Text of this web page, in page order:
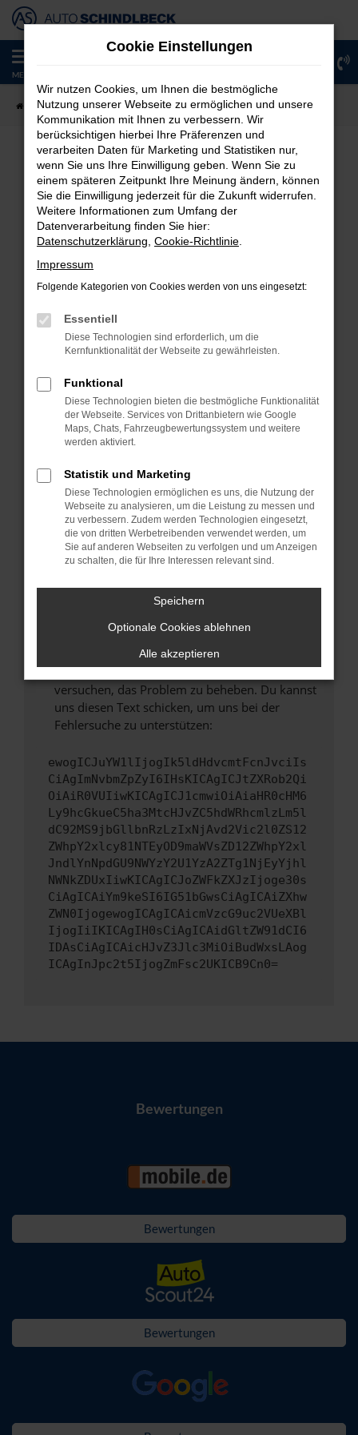
Zum
Hauptinhalt
springen
MENÜ
Startseite Fahrzeugangebote Fahrzeug-Showroom
FEHLER: NETWORK ERROR
Beim Laden ist ein Fehler aufgetreten.
Hier sind ein paar Tipps, die dir helfen können:
Überprüfe deine Firewall und deine
Laden andere Webseiten, zum Beispiel deine
Suchmaschine?
Prüfe deine Browsererweiterungen.
Manche Erweiterungen, wie Werbeblocker,
verhindern. Funktioniert die Seite in einem
anderen Browser oder in einem privaten
Fenster?
Starte dein Gerät neu.
Probleme zu beheben.
Stelle sicher, dass dein Browser und dein
Betriebssystem auf dem neuesten Stand
sind.
Veraltete Software birgt nicht nur ein
führen, dass bestimmte Funktionen nicht mehr
Wende dich an den Webseitenbetreiber.
Wenn du alle oben genannten Schritte versucht
hast, kontaktiere uns bitte. Wir werden
versuchen, das Problem zu beheben. Du kannst
uns diesen Text schicken, um uns bei der
Fehlersuche zu unterstützen:
ewogICJuYW1lIjogIk5ldHdvcmtFcnJvciIs
CiAgImNvbmZpZyI6IHsKICAgICJtZXRob2Qi
OiAiR0VUIiwKICAgICJ1cmwiOiAiaHR0cHM6
Ly9hcGkueC5ha3MtcHJvZC5hdWRhcmlzLm5l
dC92MS9jbGllbnRzLzIxNjAvd2Vic2l0ZS12
ZWhpY2xlcy81NTEyOD9maWVsZD12ZWhpY2xl
JndlYnNpdGU9NWYzY2U1YzA2ZTg1NjEyYjhl
NWNkZDUxIiwKICAgICJoZWFkZXJzIjoge30s
CiAgICAiYm9keSI6IG51bGwsCiAgICAiZXhw
ZWN0IjogewogICAgICAicmVzcG9uc2VUeXBl
IjogIiIKICAgIH0sCiAgICAidGltZW91dCI6
IDAsCiAgICAicHJvZ3Jlc3MiOiBudWxsLAog
ICAgInJpc2t5IjogZmFsc2UKICB9Cn0=
Bewertungen
Bewertungen
Bewertungen
Cookie Einstellungen
Wir nutzen Cookies, um Ihnen die bestmögliche
Nutzung unserer Webseite zu ermöglichen und unsere
Kommunikation mit Ihnen zu verbessern. Wir
berücksichtigen hierbei Ihre Präferenzen und
verarbeiten Daten für Marketing und Statistiken nur,
wenn Sie uns Ihre Einwilligung geben. Wenn Sie zu
einem späteren Zeitpunkt Ihre Meinung ändern, können
Sie die Einwilligung jederzeit für die Zukunft widerrufen.
Weitere Informationen zum Umfang der
Datenverarbeitung finden Sie hier:
Datenschutzerklärung Cookie-Richtlinie
Impressum
Folgende Kategorien von Cookies werden von uns eingesetzt:
Essentiell
Diese Technologien sind erforderlich, um die
Kernfunktionalität der Webseite zu gewährleisten.
Funktional
Diese Technologien bieten die bestmögliche Funktionalität
der Webseite. Services von Drittanbietern wie Google
Maps, Chats, Fahrzeugbewertungssystem und weitere
werden aktiviert.
Statistik und Marketing
Diese Technologien ermöglichen es uns, die Nutzung der
Webseite zu analysieren, um die Leistung zu messen und
zu verbessern. Zudem werden Technologien eingesetzt,
die von dritten Werbetreibenden verwendet werden, um
Sie auf anderen Webseiten zu verfolgen und um Anzeigen
zu schalten, die für Ihre Interessen relevant sind.
Speichern
Optionale Cookies ablehnen
Alle akzeptieren